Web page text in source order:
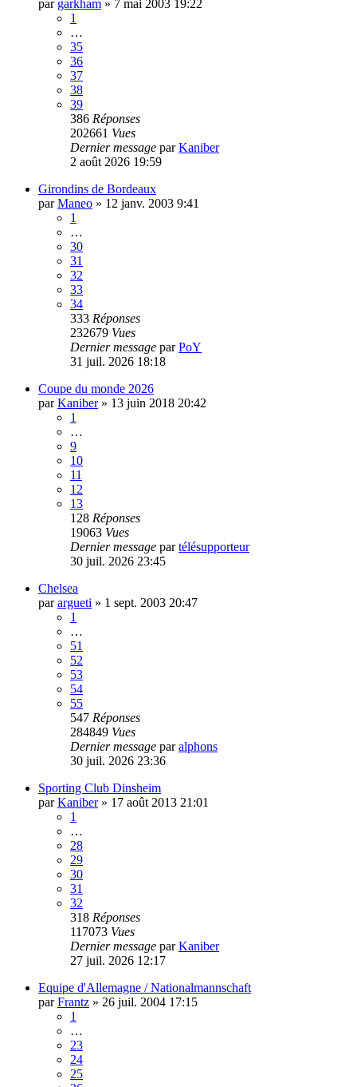
par garkham » 7 mai 2003 19:22
1
…
35
36
37
38
39
386 Réponses
202661 Vues
Dernier message parKaniber
2 août 2026 19:59
Girondins de Bordeaux
parManeo » 12 janv. 2003 9:41
1
…
30
31
32
33
34
333 Réponses
232679 Vues
Dernier message parPoY
31 juil. 2026 18:18
Coupe du monde 2026
parKaniber» 13 juin 2018 20:42
1
…
9
10
11
12
13
128 Réponses
19063 Vues
Dernier message partélésupporteur
30 juil. 2026 23:45
Chelsea
parargueti » 1 sept. 2003 20:47
1
…
51
52
53
54
55
547 Réponses
284849 Vues
Dernier message paralphons
30 juil. 2026 23:36
Sporting Club Dinsheim
parKaniber» 17 août 2013 21:01
1
…
28
29
30
31
32
318 Réponses
117073 Vues
Dernier message parKaniber
27 juil. 2026 12:17
Equipe d'Allemagne / Nationalmannschaft
parFrantz » 26 juil. 2004 17:15
1
…
23
24
25